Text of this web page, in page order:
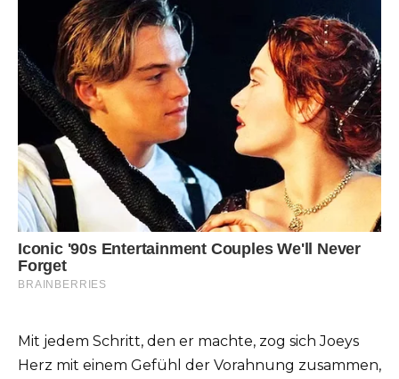
Mit jedem Schritt, den er machte, zog sich Joeys
Herz mit einem Gefühl der Vorahnung zusammen,